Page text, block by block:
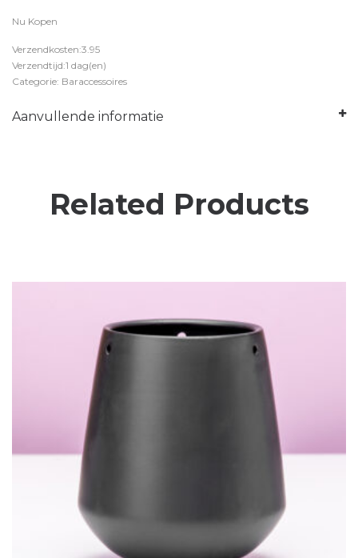
Nu Kopen
Verzendkosten:3.95
Verzendtijd:1 dag(en)
Categorie: Baraccessoires
Aanvullende informatie
Related Products